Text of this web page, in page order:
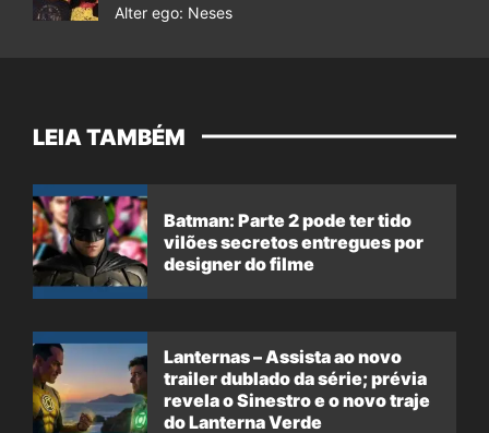
Alter ego: Neses
LEIA TAMBÉM
Batman: Parte 2 pode ter tido
vilões secretos entregues por
designer do filme
Lanternas – Assista ao novo
trailer dublado da série; prévia
revela o Sinestro e o novo traje
do Lanterna Verde